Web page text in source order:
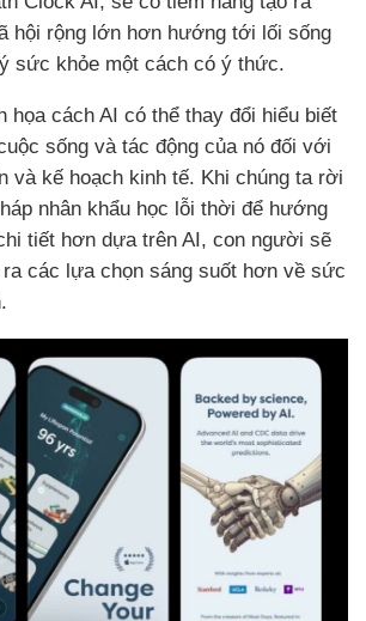
hội rộng lớn hơn hướng tới lối sống
sức khỏe một cách có ý thức.
họa cách AI có thể thay đổi hiểu biết
sống và tác động của nó đối với
và kế hoạch kinh tế. Khi chúng ta rời
nhân khẩu học lỗi thời để hướng
tiết hơn dựa trên AI, con người sẽ
các lựa chọn sáng suốt hơn về sức